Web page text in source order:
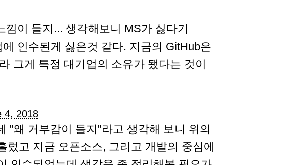
낌이 들지... 생각해보니 MS가 싫다기
인수된게 싫은것 같다. 지금의 GitHub은
그게 특정 대기업의 소유가 됐다는 것이
4, 2018
"왜 거부감이 들지"라고 생각해 보니 위의
렀고 지금 오픈소스, 그리고 개발의 중심에